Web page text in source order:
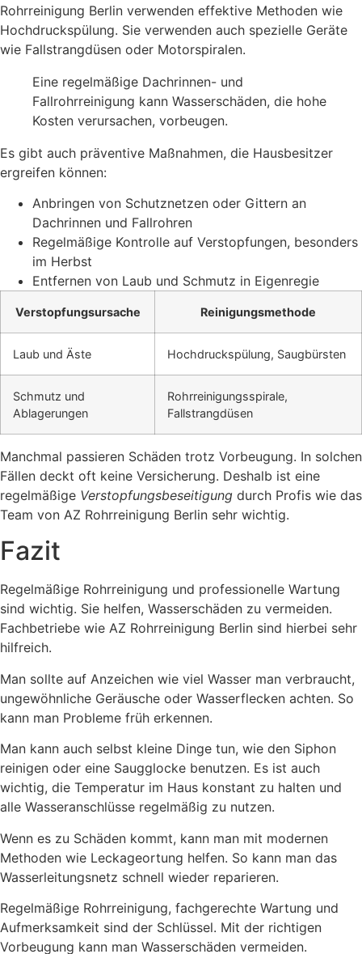
Rohrreinigung Berlin verwenden effektive Methoden wie
Hochdruckspülung. Sie verwenden auch spezielle Geräte
wie Fallstrangdüsen oder Motorspiralen.
Eine regelmäßige Dachrinnen- und
Fallrohrreinigung kann Wasserschäden, die hohe
Kosten verursachen, vorbeugen.
Es gibt auch präventive Maßnahmen, die Hausbesitzer
ergreifen können:
Anbringen von Schutznetzen oder Gittern an
Dachrinnen und Fallrohren
Regelmäßige Kontrolle auf Verstopfungen, besonders
im Herbst
Entfernen von Laub und Schmutz in Eigenregie
Verstopfungsursache Reinigungsmethode
Laub und Äste Hochdruckspülung, Saugbürsten
Schmutz und
Ablagerungen
Rohrreinigungsspirale,
Fallstrangdüsen
Manchmal passieren Schäden trotz Vorbeugung. In solchen
Fällen deckt oft keine Versicherung. Deshalb ist eine
regelmäßige Verstopfungsbeseitigung durch Profis wie das
Team von AZ Rohrreinigung Berlin sehr wichtig.
Fazit
Regelmäßige Rohrreinigung und professionelle Wartung
sind wichtig. Sie helfen, Wasserschäden zu vermeiden.
Fachbetriebe wie AZ Rohrreinigung Berlin sind hierbei sehr
hilfreich.
Man sollte auf Anzeichen wie viel Wasser man verbraucht,
ungewöhnliche Geräusche oder Wasserflecken achten. So
kann man Probleme früh erkennen.
Man kann auch selbst kleine Dinge tun, wie den Siphon
reinigen oder eine Saugglocke benutzen. Es ist auch
wichtig, die Temperatur im Haus konstant zu halten und
alle Wasseranschlüsse regelmäßig zu nutzen.
Wenn es zu Schäden kommt, kann man mit modernen
Methoden wie Leckageortung helfen. So kann man das
Wasserleitungsnetz schnell wieder reparieren.
Regelmäßige Rohrreinigung, fachgerechte Wartung und
Aufmerksamkeit sind der Schlüssel. Mit der richtigen
Vorbeugung kann man Wasserschäden vermeiden.